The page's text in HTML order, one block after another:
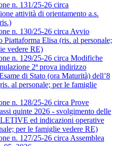
n. 131/25-26 circa
attività di orientamento a.s.
n. 130/25-26 circa Avvio
Piattaforma Elisa (ris. al personale;
vedere RE)
n. 129/25-26 circa Modifiche
2ª prova indirizzo
di Stato (ora Maturità) dell’8
al personale; per le famiglie
n. 128/25-26 circa Prove
quinte 2026 - svolgimento delle
ed indicazioni operative
per le famiglie vedere RE)
n. 127/25-26 circa Assemblea